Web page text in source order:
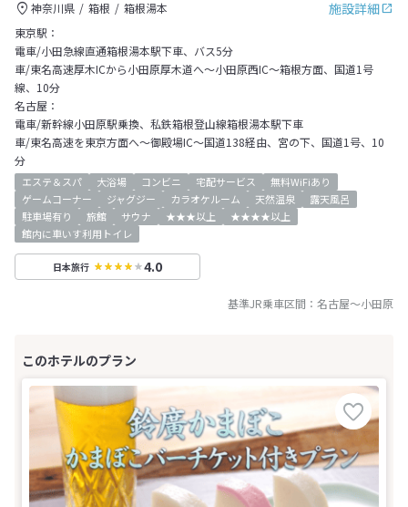
施設詳細
神奈川県 箱根
箱根湯本
東京駅：
電車/小田急線直通箱根湯本駅下車、バス5分
車/東名高速厚木ICから小田原厚木道へ～小田原西IC～箱根方面、国道1号
線、10分
名古屋：
電車/新幹線小田原駅乗換、私鉄箱根登山線箱根湯本駅下車
車/東名高速を東京方面へ～御殿場IC～国道138経由、宮の下、国道1号、10
分
エステ＆スパ 大浴場 コンビニ 宅配サービス
無料WiFiあり
ゲームコーナー
ジャグジー カラオケルーム 天然温泉
露天風呂
駐車場有り
旅館 サウナ ★★★以上
★★★★以上
館内に車いす利用トイレ
日本旅行 4.0
基準JR乗車区間： 名古屋～小田原